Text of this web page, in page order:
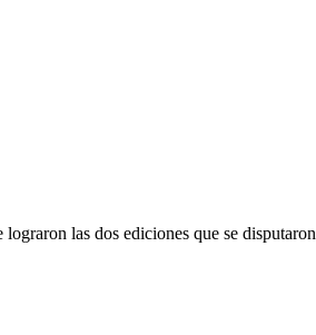
las dos ediciones que se disputaron